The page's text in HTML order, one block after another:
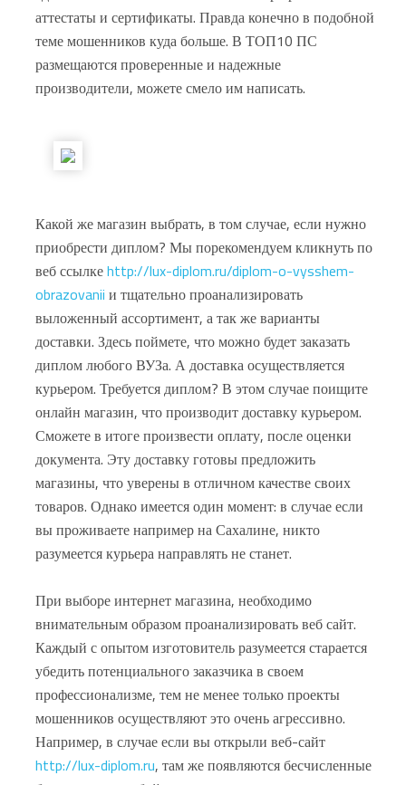
аттестаты и сертификаты. Правда конечно в подобной
теме мошенников куда больше. В ТОП10 ПС
размещаются проверенные и надежные
производители, можете смело им написать.
Какой же магазин выбрать, в том случае, если нужно
приобрести диплом? Мы порекомендуем кликнуть по
веб ссылкеhttp://lux-diplom.ru/diplom-o-vysshem-
obrazovaniiи тщательно проанализировать
выложенный ассортимент, а так же варианты
доставки. Здесь поймете, что можно будет заказать
диплом любого ВУЗа. А доставка осуществляется
курьером. Требуется диплом? В этом случае поищите
онлайн магазин, что производит доставку курьером.
Сможете в итоге произвести оплату, после оценки
документа. Эту доставку готовы предложить
магазины, что уверены в отличном качестве своих
товаров. Однако имеется один момент: в случае если
вы проживаете например на Сахалине, никто
разумеется курьера направлять не станет.
При выборе интернет магазина, необходимо
внимательным образом проанализировать веб сайт.
Каждый с опытом изготовитель разумеется старается
убедить потенциального заказчика в своем
профессионализме, тем не менее только проекты
мошенников осуществляют это очень агрессивно.
Например, в случае если вы открыли веб-сайт
http://lux-diplom.ru, там же появляются бесчисленные